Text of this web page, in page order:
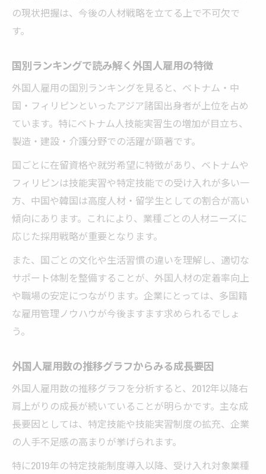
ム
外国人雇用拡大で注目される制度変更点
の現状把握は、今後の人材戦略を立てる上で不可欠で
す。
国別ランキングで読み解く外国人雇用の特徴
外国人雇用の国別ランキングを見ると、ベトナム・中
国・フィリピンといったアジア諸国出身者が上位を占め
ています。特にベトナム人技能実習生の増加が目立ち、
製造・建設・介護分野での活躍が顕著です。
国ごとに在留資格や就労希望に特徴があり、ベトナムや
フィリピンは技能実習や特定技能での受け入れが多い一
方、中国や韓国は高度人材・留学生としての割合が高い
傾向にあります。これにより、業種ごとの人材ニーズに
応じた採用戦略が重要となります。
また、国ごとの文化や生活習慣の違いを理解し、適切な
サポート体制を整備することが、外国人材の定着率向上
や職場の安定につながります。企業にとっては、多国籍
な雇用管理ノウハウが今後ますます求められるでしょ
う。
外国人雇用数の推移グラフからみる成長要因
外国人雇用数の推移グラフを分析すると、2012年以降右
肩上がりの成長が続いていることが明らかです。主な成
長要因としては、特定技能や技能実習制度の拡充、企業
の人手不足感の高まりが挙げられます。
特に2019年の特定技能制度導入以降、受け入れ対象業種